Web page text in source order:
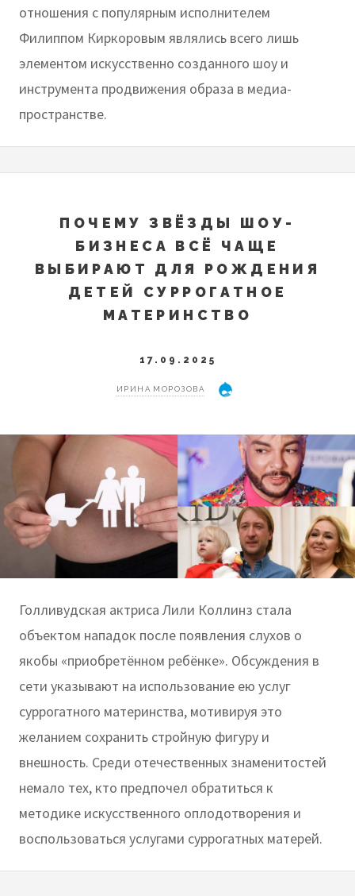
отношения с популярным исполнителем
Филиппом Киркоровым являлись всего лишь
элементом искусственно созданного шоу и
инструмента продвижения образа в медиа-
пространстве.
ПОЧЕМУ ЗВЁЗДЫ ШОУ-
БИЗНЕСА ВСЁ ЧАЩЕ
ВЫБИРАЮТ ДЛЯ РОЖДЕНИЯ
ДЕТЕЙ СУРРОГАТНОЕ
МАТЕРИНСТВО
17.09.2025
ИРИНА МОРОЗОВА
Голливудская актриса Лили Коллинз стала
объектом нападок после появления слухов о
якобы «приобретённом ребёнке». Обсуждения в
сети указывают на использование ею услуг
суррогатного материнства, мотивируя это
желанием сохранить стройную фигуру и
внешность. Среди отечественных знаменитостей
немало тех, кто предпочел обратиться к
методике искусственного оплодотворения и
воспользоваться услугами суррогатных матерей.